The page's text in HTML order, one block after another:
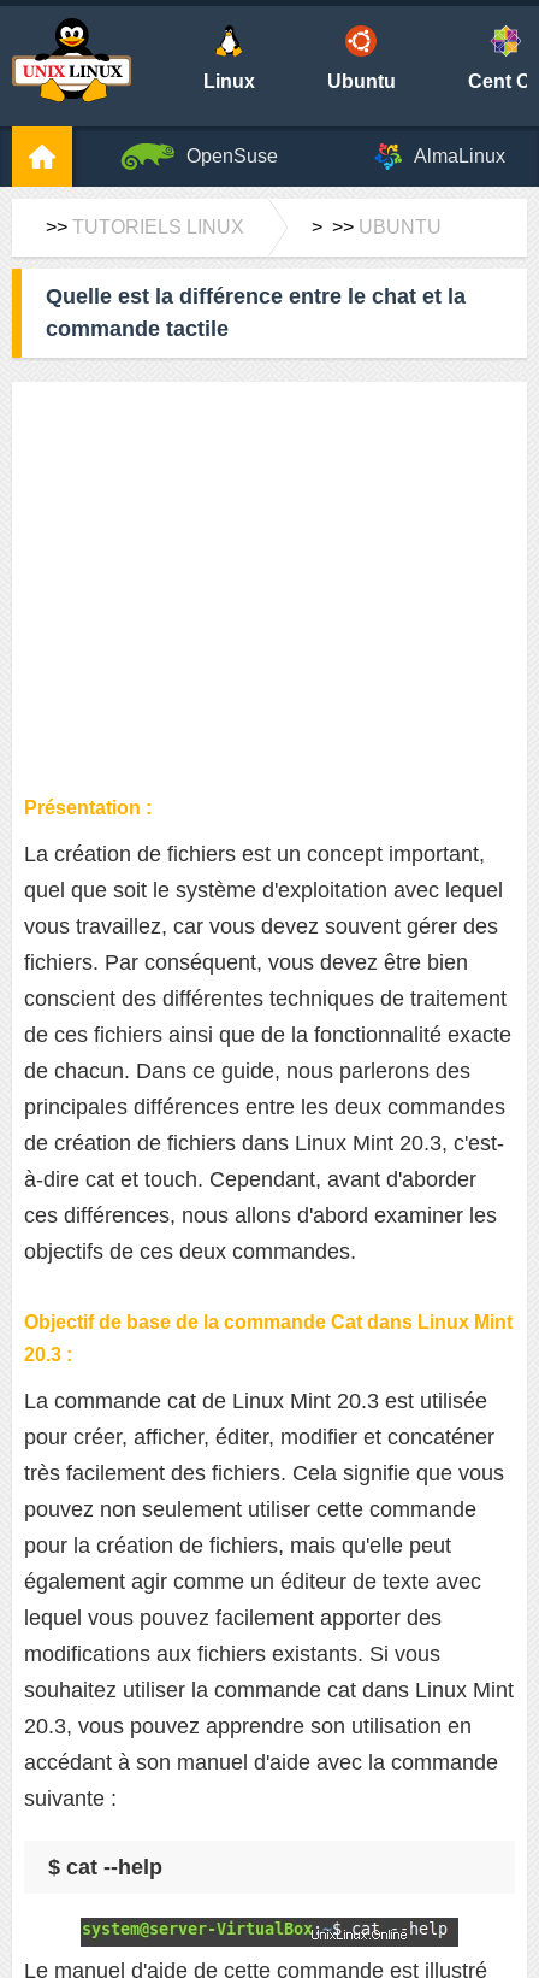
Linux Ubuntu Cent
OpenSuse AlmaLinux
>> TUTORIELS LINUX > >> UBUNTU
Quelle est la différence entre le chat et la
commande tactile
Présentation :
La création de fichiers est un concept important,
quel que soit le système d'exploitation avec lequel
vous travaillez, car vous devez souvent gérer des
fichiers. Par conséquent, vous devez être bien
conscient des différentes techniques de traitement
de ces fichiers ainsi que de la fonctionnalité exacte
de chacun. Dans ce guide, nous parlerons des
principales différences entre les deux commandes
de création de fichiers dans Linux Mint 20.3, c'est-
à-dire cat et touch. Cependant, avant d'aborder
ces différences, nous allons d'abord examiner les
objectifs de ces deux commandes.
Objectif de base de la commande Cat dans Linux Mint
20.3 :
La commande cat de Linux Mint 20.3 est utilisée
pour créer, afficher, éditer, modifier et concaténer
très facilement des fichiers. Cela signifie que vous
pouvez non seulement utiliser cette commande
pour la création de fichiers, mais qu'elle peut
également agir comme un éditeur de texte avec
lequel vous pouvez facilement apporter des
modifications aux fichiers existants. Si vous
souhaitez utiliser la commande cat dans Linux Mint
20.3, vous pouvez apprendre son utilisation en
accédant à son manuel d'aide avec la commande
suivante :
$ cat --help
Le manuel d'aide de cette commande est illustré